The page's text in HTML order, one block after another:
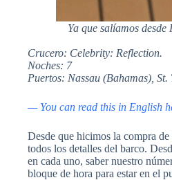
Ya que salíamos
Crucero: Celebrity: Reflection.
Noches: 7
Puertos: Nassau (Bahamas),
— You can read this in English
Desde que hicimos la compra
todos los detalles del barco.
en cada uno, saber nuestro
bloque de hora para estar en el